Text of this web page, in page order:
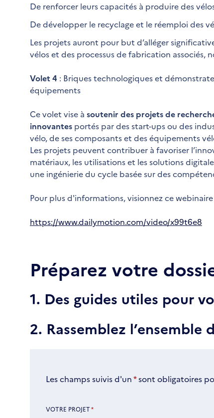
De renforcer leurs capacités à produire des
De développer le recyclage et le réemploi des
Les projets auront pour but d’alléger
vélos et des processus de fabrication
Volet 4 : Briques technologiques et
équipements
Ce volet vise à soutenir des projets de
innovantes portés par des start-ups ou des
vélo, de ses composants et des équipements
Les projets peuvent contribuer à favoriser
matériaux, les utilisations et les solutions
une ingénierie du cycle basée sur des
Pour plus d'informations, visionnez ce webinaire
https://www.dailymotion.com/video/x99t6e8
Préparez votre
1. Des guides utiles pour
2. Rassemblez l’ensemble
Les champs suivis d'un*sont obligatoires
VOTRE PROJET*